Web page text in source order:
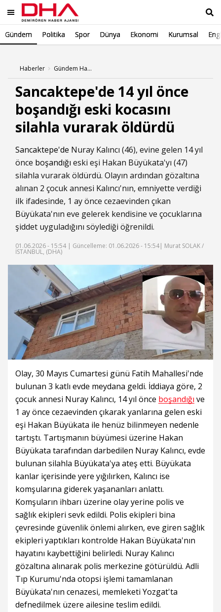
Gündem Politika Spor Dünya Ekonomi Kurumsal
Haberler Gündem Haberleri
Sancaktepe'de 14 yıl önce
boşandığı eski kocasını
silahla vurarak öldürdü
Sancaktepe'de Nuray Kalıncı (46), evine gelen 14 yıl
önce boşandığı eski eşi Hakan Büyükata'yı (47)
silahla vurarak öldürdü. Olayın ardından gözaltına
alınan 2 çocuk annesi Kalıncı'nın, emniyette verdiği
ilk ifadesinde, 1 ay önce cezaevinden çıkan
Büyükata'nın eve gelerek kendisine ve çocuklarına
şiddet uyguladığını söylediği öğrenildi.
01.06.2026 - 15:54 | Güncelleme: 01.06.2026 - 15:54| Murat SOLAK /
İSTANBUL, (DHA)
Olay, 30 Mayıs Cumartesi günü Fatih Mahallesi'nde
bulunan 3 katlı evde meydana geldi. İddiaya göre, 2
çocuk annesi Nuray Kalıncı, 14 yıl önce boşandığı ve
1 ay önce cezaevinden çıkarak yanlarına gelen eski
eşi Hakan Büyükata ile henüz bilinmeyen nedenle
tartıştı. Tartışmanın büyümesi üzerine Hakan
Büyükata tarafından darbedilen Nuray Kalıncı, evde
bulunan silahla Büyükata'ya ateş etti. Büyükata
kanlar içerisinde yere yığılırken, Kalıncı ise
komşularına giderek yaşananları anlattı.
Komşuların ihbarı üzerine olay yerine polis ve
sağlık ekipleri sevk edildi. Polis ekipleri bina
çevresinde güvenlik önlemi alırken, eve giren sağlık
ekipleri yaptıkları kontrolde Hakan Büyükata'nın
hayatını kaybettiğini belirledi. Nuray Kalıncı
gözaltına alınarak polis merkezine götürüldü. Adli
Tıp Kurumu'nda otopsi işlemi tamamlanan
Büyükata'nın cenazesi, memleketi Yozgat'ta
defnedilmek üzere ailesine teslim edildi.